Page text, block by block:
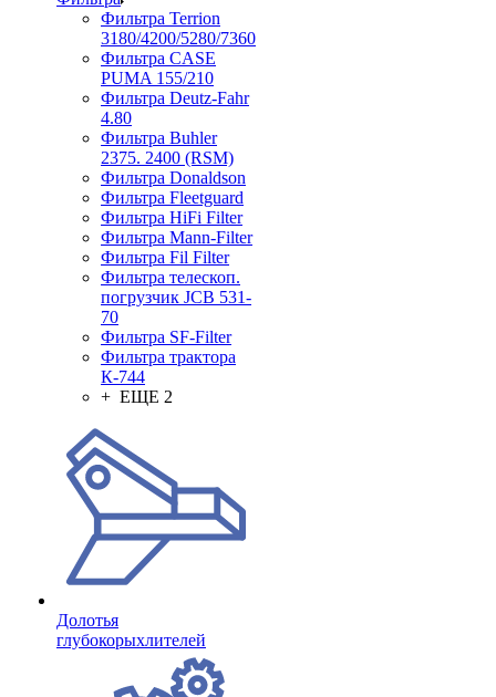
Фильтра Terrion
3180/4200/5280/7360
Фильтра CASE
PUMA 155/210
Фильтра Deutz-Fahr
4.80
Фильтра Buhler
2375. 2400 (RSM)
Фильтра Donaldson
Фильтра Fleetguard
Фильтра HiFi Filter
Фильтра Mann-Filter
Фильтра Fil Filter
Фильтра телескоп.
погрузчик JCB 531-
70
Фильтра SF-Filter
Фильтра трактора
К-744
+ ЕЩЕ 2
Долотья
глубокорыхлителей